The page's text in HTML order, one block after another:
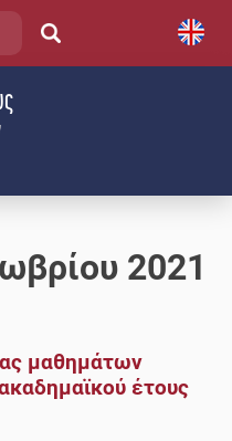
2021
μαθημάτων
έτους